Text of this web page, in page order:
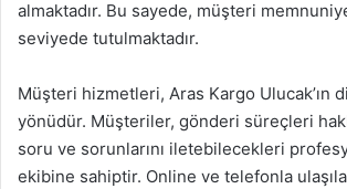
almaktadır. Bu sayede, müşteri
seviyede tutulmaktadır.
Müşteri hizmetleri, Aras Kargo Ulucak’ın
yönüdür. Müşteriler, gönderi süreçleri
soru ve sorunlarını iletebilecekleri
ekibine sahiptir. Online ve telefonla